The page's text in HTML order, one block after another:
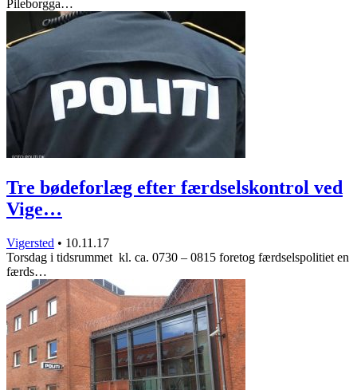
Pileborgga…
Tre bødeforlæg efter færdselskontrol ved
Vige…
Vigersted • 10.11.17
Torsdag i tidsrummet kl. ca. 0730 – 0815 foretog færdselspolitiet en
færds…